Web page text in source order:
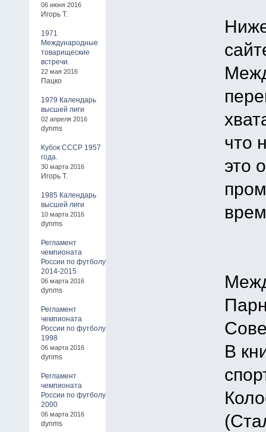
06 июня 2016
Игорь Т.
1971
Международные
товарищеские
встречи.
22 мая 2016
Пацко
1979 Календарь
высшей лиги
02 апреля 2016
dynms
Кубок СССР 1957
года.
30 марта 2016
Игорь Т.
1985 Календарь
высшей лиги
10 марта 2016
dynms
Регламент
чемпионата
России по футболу
2014-2015
06 марта 2016
dynms
Регламент
чемпионата
России по футболу
1998
06 марта 2016
dynms
Регламент
чемпионата
России по футболу
2000
06 марта 2016
dynms
что
это
В